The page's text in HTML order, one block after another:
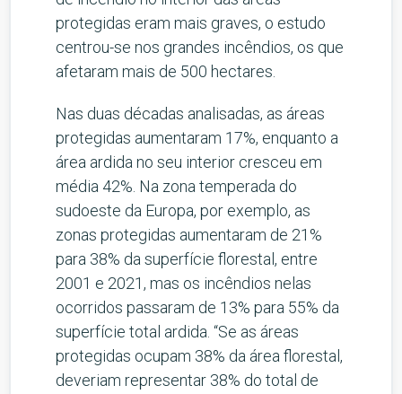
protegidas eram mais graves, o estudo
centrou-se nos grandes incêndios, os que
afetaram mais de 500 hectares.
Nas duas décadas analisadas, as áreas
protegidas aumentaram 17%, enquanto a
área ardida no seu interior cresceu em
média 42%. Na zona temperada do
sudoeste da Europa, por exemplo, as
zonas protegidas aumentaram de 21%
para 38% da superfície florestal, entre
2001 e 2021, mas os incêndios nelas
ocorridos passaram de 13% para 55% da
superfície total ardida. “Se as áreas
protegidas ocupam 38% da área florestal,
deveriam representar 38% do total de